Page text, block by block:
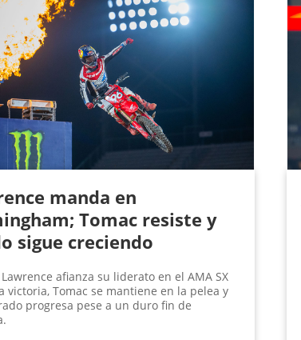
manda en
Tomac resiste y
sigue creciendo
afianza su liderato en el AMA SX
victoria, Tomac se mantiene en la pelea y
progresa pese a un duro fin de